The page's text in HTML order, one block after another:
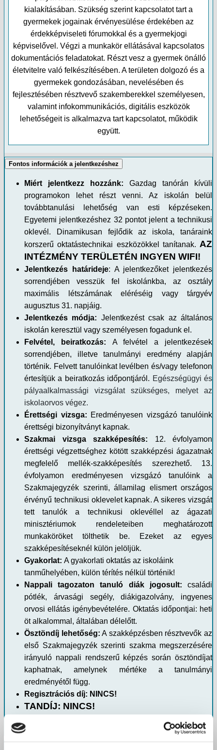
kialakításában. Szükség szerint kapcsolatot tart a
gyermekek jogainak érvényesülése érdekében az
érdekképviseleti fórumokkal és a gyermekjogi
képviselővel. Végzi a munkakör ellátásával kapcsolatos
dokumentációs feladatokat. Részt vesz a gyermek önálló
életvitelre való felkészítésében. A területen dolgozó és a
gyermekek gondozásában, nevelésében és
fejlesztésében résztvevő szakemberekkel személyesen,
valamint infokommunikációs, digitális eszközök
lehetőségeit is alkalmazva tart kapcsolatot, működik
együtt.
Fontos információk a jelentkezéshez
Miért jelentkezz hozzánk: Gazdag tanórán kívüli
programokon lehet részt venni. Az iskolán belül
továbbtanulási lehetőség van esti képzéseken.
Egyetemi jelentkezéshez 32 pontot jelent a technikusi
oklevél. Dinamikusan fejlődik az iskola, tanáraink
korszerű oktatástechnikai eszközökkel tanítanak. AZ
INTÉZMÉNY TERÜLETÉN INGYEN WIFI!
Jelentkezés határideje: A jelentkezőket jelentkezés
sorrendjében vesszük fel iskolánkba, az osztály
maximális létszámának eléréséig vagy tárgyév
augusztus 31. napjáig.
Jelentkezés módja: Jelentkezést csak az általános
iskolán keresztül vagy személyesen fogadunk el.
Felvétel, beiratkozás: A felvétel a jelentkezések
sorrendjében, illetve tanulmányi eredmény alapján
történik. Felvett tanulóinkat levélben és/vagy telefonon
értesítjük a beiratkozás időpontjáról. Egészségügyi és
pályaalkalmassági vizsgálat szükséges, melyet az
iskolaorvos végez.
Érettségi vizsga: Eredményesen vizsgázó tanulóink
érettségi bizonyítványt kapnak.
Szakmai vizsga szakképesítés: 12. évfolyamon
érettségi végzettséghez kötött szakképzési ágazatnak
megfelelő mellék-szakképesítés szerezhető. 13.
évfolyamon eredményesen vizsgázó tanulóink a
Szakmajegyzék szerinti, államilag elismert országos
érvényű technikusi oklevelet kapnak. A sikeres vizsgát
tett tanulók a technikusi oklevéllel az ágazati
minisztériumok rendeleteiben meghatározott
munkaköröket tölthetik be. Ezeket az egyes
szakképesítéseknél külön jelöljük.
Gyakorlat: A gyakorlati oktatás az iskoláink
tanműhelyében, külön térítés nélkül történik!
Nappali tagozaton tanuló diák jogosult: családi
pótlék, árvasági segély, diákigazolvány, ingyenes
orvosi ellátás igénybevételére. Oktatás időpontjai: heti
öt alkalommal, általában délelőtt.
Ösztöndíj lehetőség: A szakképzésben résztvevők az
első Szakmajegyzék szerinti szakma megszerzésére
irányuló nappali rendszerű képzés során ösztöndíjat
kaphatnak, amelynek mértéke a tanulmányi
eredményétől függ.
Regisztrációs díj: NINCS!
TANDÍJ: NINCS!